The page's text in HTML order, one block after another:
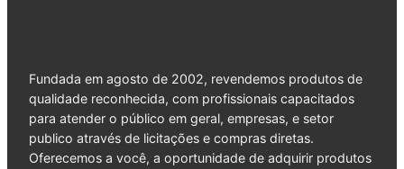
Fundada em agosto de 2002, revendemos produtos de
qualidade reconhecida, com profissionais capacitados
para atender o público em geral, empresas, e setor
publico através de licitações e compras diretas.
Oferecemos a você, a oportunidade de adquirir produtos